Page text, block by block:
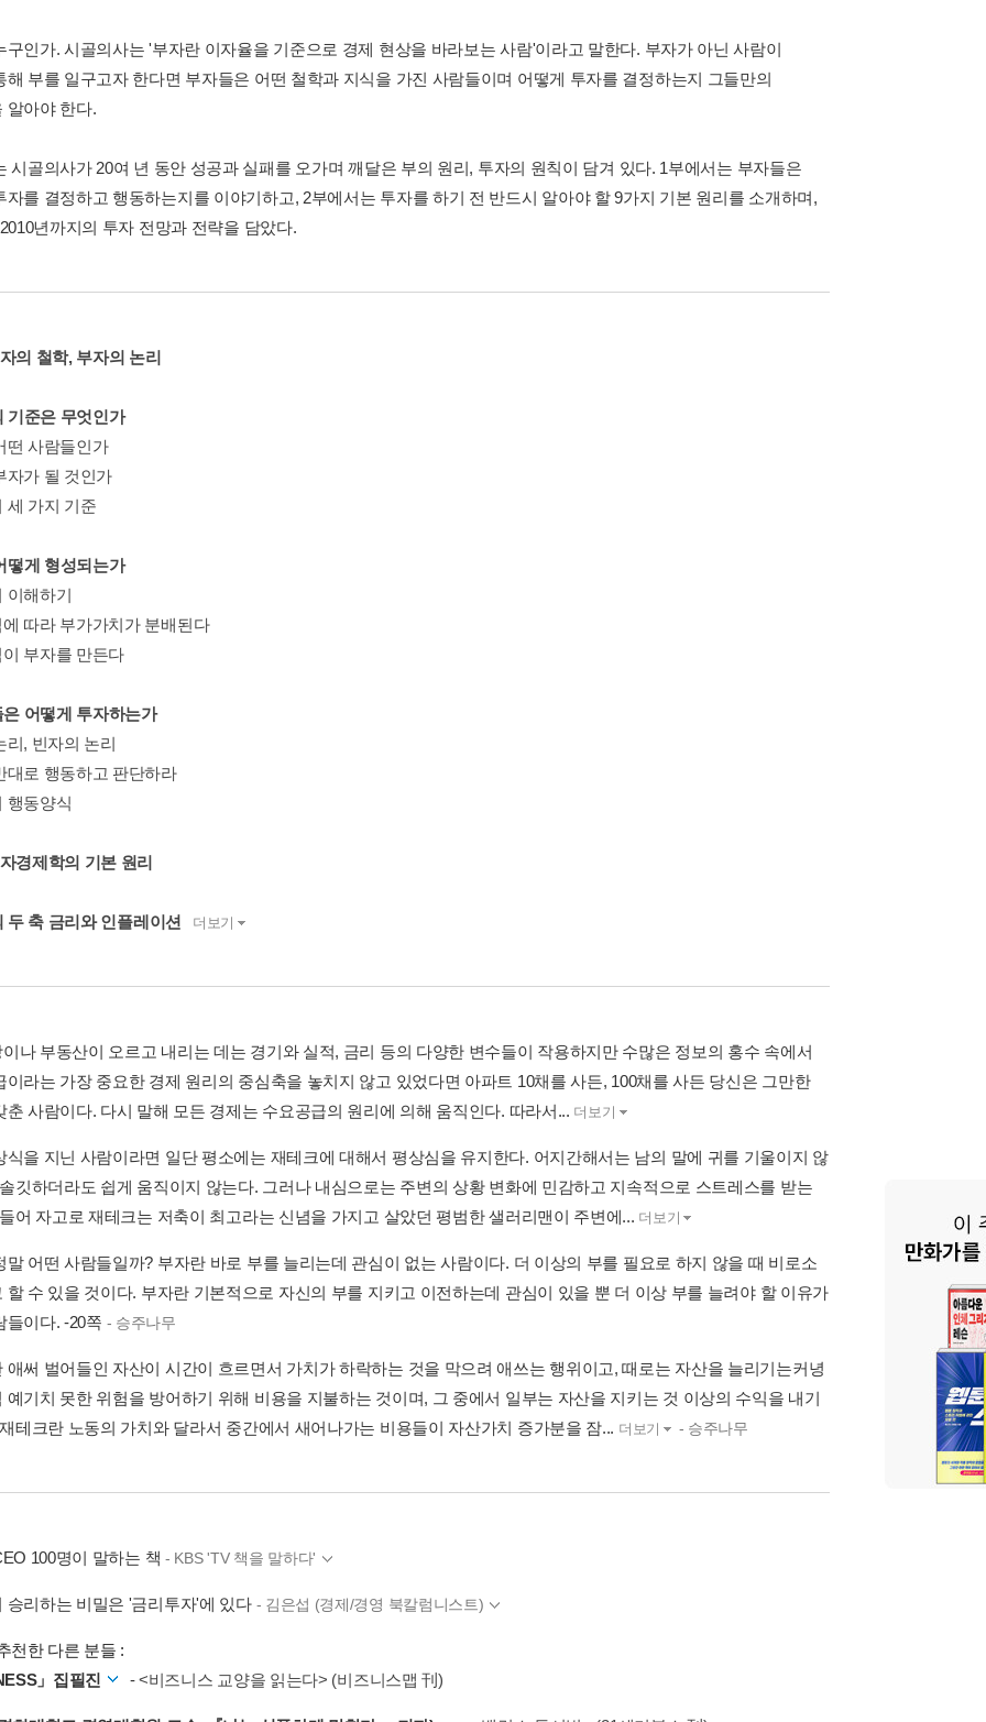
구인가. 시골의사는 '부자란 이자율을 기준으로 경제 현상을 바라보는 사람'이라고 말한다. 부자가 아닌 사람이
해 부를 일구고자 한다면 부자들은 어떤 철학과 지식을 가진 사람들이며 어떻게 투자를 결정하는지 그들만의
알아야 한다.
시골의사가 20여 년 동안 성공과 실패를 오가며 깨달은 부의 원리, 투자의 원칙이 담겨 있다. 1부에서는 부자들은
자를 결정하고 행동하는지를 이야기하고, 2부에서는 투자를 하기 전 반드시 알아야 할 9가지 기본 원리를 소개하며,
년까지의 투자 전망과 전략을 담았다.
의 철학, 부자의 논리
기준은 무엇인가
떤 사람들인가
자가 될 것인가
세 가지 기준
떻게 형성되는가
이해하기
따라 부가가치가 분배된다
부자를 만든다
어떻게 투자하는가
리, 빈자의 논리
대로 행동하고 판단하라
행동양식
경제학의 기본 원리
두 축 금리와 인플레이션 더보기
나 부동산이 오르고 내리는 데는 경기와 실적, 금리 등의 다양한 변수들이 작용하지만 수많은 정보의 홍수 속에서
이라는 가장 중요한 경제 원리의 중심축을 놓치지 않고 있었다면 아파트 10채를 사든, 100채를 사든 당신은 그만한
춘 사람이다. 다시 말해 모든 경제는 수요공급의 원리에 의해 움직인다. 따라서... 더보기
식을 지닌 사람이라면 일단 평소에는 재테크에 대해서 평상심을 유지한다. 어지간해서는 남의 말에 귀를 기울이지 않
깃하더라도 쉽게 움직이지 않는다. 그러나 내심으로는 주변의 상황 변화에 민감하고 지속적으로 스트레스를 받는
어 자고로 재테크는 저축이 최고라는 신념을 가지고 살았던 평범한 샐러리맨이 주변에... 더보기
말 어떤 사람들일까? 부자란 바로 부를 늘리는데 관심이 없는 사람이다. 더 이상의 부를 필요로 하지 않을 때 비로소
할 수 있을 것이다. 부자란 기본적으로 자신의 부를 지키고 이전하는데 관심이 있을 뿐 더 이상 부를 늘려야 할 이유가
들이다. -20쪽 - 승주나무
애써 벌어들인 자산이 시간이 흐르면서 가치가 하락하는 것을 막으려 애쓰는 행위이고, 때로는 자산을 늘리기는커녕
예기치 못한 위험을 방어하기 위해 비용을 지불하는 것이며, 그 중에서 일부는 자산을 지키는 것 이상의 수익을 내기
테크란 노동의 가치와 달라서 중간에서 새어나가는 비용들이 자산가치 증가분을 잠... 더보기 - 승주나무
100명이 말하는 책 - KBS 'TV 책을 말하다'
승리하는 비밀은 '금리투자'에 있다 - 김은섭 (경제/경영 북칼럼니스트)
천한 다른 분들 :
」집필진
-<비즈니스 교양을 읽는다> (비즈니스맵 刊)